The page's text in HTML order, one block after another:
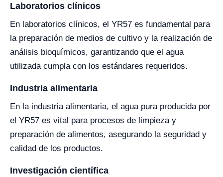
Laboratorios clínicos
En laboratorios clínicos, el YR57 es fundamental para
la preparación de medios de cultivo y la realización de
análisis bioquímicos, garantizando que el agua
utilizada cumpla con los estándares requeridos.
Industria alimentaria
En la industria alimentaria, el agua pura producida por
el YR57 es vital para procesos de limpieza y
preparación de alimentos, asegurando la seguridad y
calidad de los productos.
Investigación científica